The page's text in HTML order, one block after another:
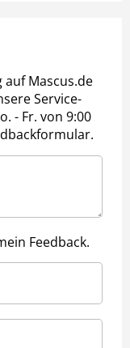
auf Mascus.de
Service-
- Fr. von 9:00
Feedback.